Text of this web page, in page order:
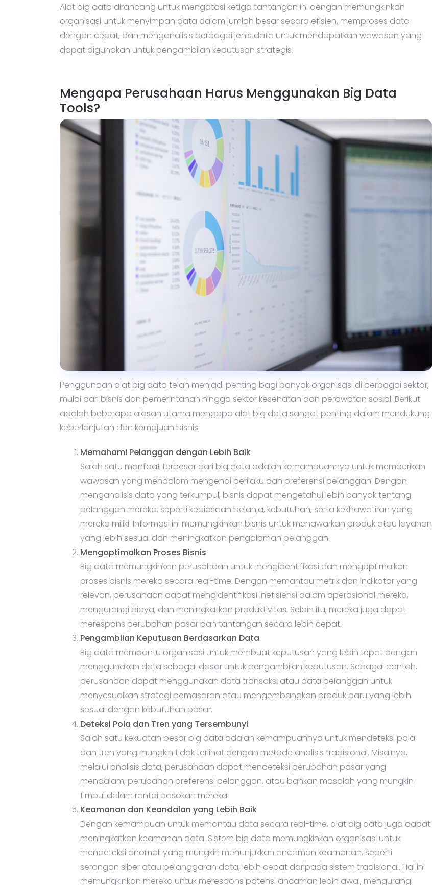
Alat big data dirancang untuk mengatasi ketiga tantangan ini dengan memungkinkan
organisasi untuk menyimpan data dalam jumlah besar secara efisien, memproses data
dengan cepat, dan menganalisis berbagai jenis data untuk mendapatkan wawasan yang
dapat digunakan untuk pengambilan keputusan strategis.
Mengapa Perusahaan Harus Menggunakan Big Data
Tools?
Penggunaan alat big data telah menjadi penting bagi banyak organisasi di berbagai sektor,
mulai dari bisnis dan pemerintahan hingga sektor kesehatan dan perawatan sosial. Berikut
adalah beberapa alasan utama mengapa alat big data sangat penting dalam mendukung
keberlanjutan dan kemajuan bisnis:
Memahami Pelanggan dengan Lebih Baik
Salah satu manfaat terbesar dari big data adalah kemampuannya untuk memberikan
wawasan yang mendalam mengenai perilaku dan preferensi pelanggan. Dengan
menganalisis data yang terkumpul, bisnis dapat mengetahui lebih banyak tentang
pelanggan mereka, seperti kebiasaan belanja, kebutuhan, serta kekhawatiran yang
mereka miliki. Informasi ini memungkinkan bisnis untuk menawarkan produk atau layanan
yang lebih sesuai dan meningkatkan pengalaman pelanggan.
Mengoptimalkan Proses Bisnis
Big data memungkinkan perusahaan untuk mengidentifikasi dan mengoptimalkan
proses bisnis mereka secara real-time. Dengan memantau metrik dan indikator yang
relevan, perusahaan dapat mengidentifikasi inefisiensi dalam operasional mereka,
mengurangi biaya, dan meningkatkan produktivitas. Selain itu, mereka juga dapat
merespons perubahan pasar dan tantangan secara lebih cepat.
Pengambilan Keputusan Berdasarkan Data
Big data membantu organisasi untuk membuat keputusan yang lebih tepat dengan
menggunakan data sebagai dasar untuk pengambilan keputusan. Sebagai contoh,
perusahaan dapat menggunakan data transaksi atau data pelanggan untuk
menyesuaikan strategi pemasaran atau mengembangkan produk baru yang lebih
sesuai dengan kebutuhan pasar.
Deteksi Pola dan Tren yang Tersembunyi
Salah satu kekuatan besar big data adalah kemampuannya untuk mendeteksi pola
dan tren yang mungkin tidak terlihat dengan metode analisis tradisional. Misalnya,
melalui analisis data, perusahaan dapat mendeteksi perubahan pasar yang
mendalam, perubahan preferensi pelanggan, atau bahkan masalah yang mungkin
timbul dalam rantai pasokan mereka.
Keamanan dan Keandalan yang Lebih Baik
Dengan kemampuan untuk memantau data secara real-time, alat big data juga dapat
meningkatkan keamanan data. Sistem big data memungkinkan organisasi untuk
mendeteksi anomali yang mungkin menunjukkan ancaman keamanan, seperti
serangan siber atau pelanggaran data, lebih cepat daripada sistem tradisional. Hal ini
memungkinkan mereka untuk merespons potensi ancaman lebih awal, mengurangi